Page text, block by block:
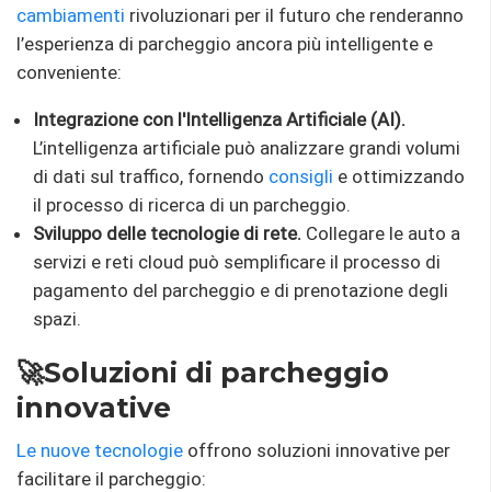
cambiamenti rivoluzionari per il futuro che renderanno
l’esperienza di parcheggio ancora più intelligente e
conveniente:
Integrazione con l'Intelligenza Artificiale (AI).
L’intelligenza artificiale può analizzare grandi volumi
di dati sul traffico, fornendo consigli e ottimizzando
il processo di ricerca di un parcheggio.
Sviluppo delle tecnologie di rete. Collegare le auto a
servizi e reti cloud può semplificare il processo di
pagamento del parcheggio e di prenotazione degli
spazi.
🚀Soluzioni di parcheggio
innovative
Le nuove tecnologie offrono soluzioni innovative per
facilitare il parcheggio: